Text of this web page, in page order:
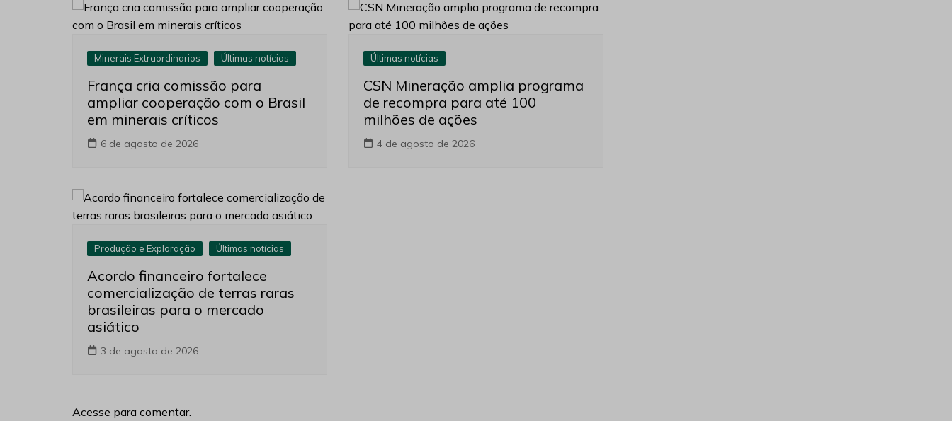
Minerais Extraordinarios Últimas notícias
França cria comissão para
ampliar cooperação com o Brasil
em minerais críticos
6 de agosto de 2026
Últimas notícias
CSN Mineração amplia programa
de recompra para até 100
milhões de ações
4 de agosto de 2026
Produção e Exploração Últimas notícias
Acordo financeiro fortalece
comercialização de terras raras
brasileiras para o mercado
asiático
3 de agosto de 2026
Acesse para comentar.